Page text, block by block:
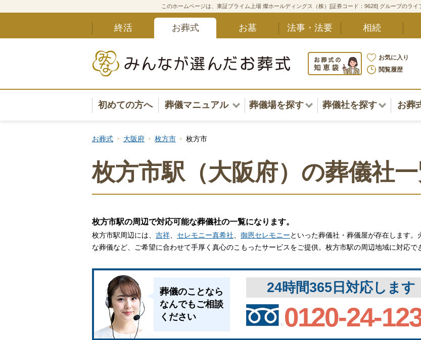
このホームページは、東証プライム上場 燦ホールディングス（株）[証券コード：9628] グループのライ
終活 お葬式 お墓 法事・法要 相続
お気に入り
閲覧履歴
初めての方へ 葬儀マニュアル
葬儀マニュアル一覧
葬儀安心サポート
葬儀の準備〜葬儀後まで
家族葬とは
葬儀場を探す
東北・甲信越・北陸
関東
関西
九州・沖縄
葬儀社を探す
東北・甲信越・北陸
関東
関西
九州・沖縄
お葬
お葬式 大阪府 枚方市 枚方市
枚方市駅（大阪府）の葬儀社
枚方市駅の周辺で対応可能な葬儀社の一覧になります。
枚方市駅周辺には、 吉祥 セレモニー真希社 御恩セレモニーといった葬儀社・葬儀屋が存在します
な葬儀など、ご希望に合わせて手厚く真心のこもったサービスをご提供。枚方市駅の周辺地域に対応で
葬儀のことなら
なんでもご相談
ください
24時間365日対応します
0120-24-